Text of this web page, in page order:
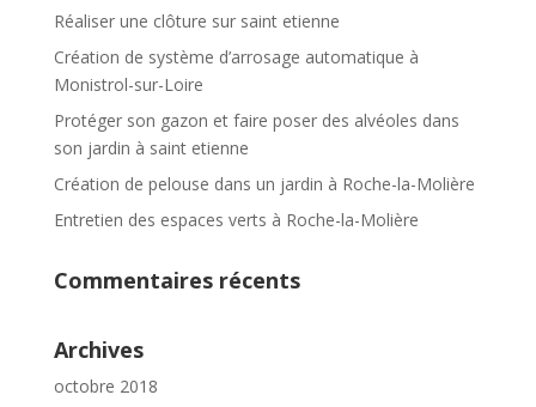
Réaliser une clôture sur saint etienne
Création de système d’arrosage automatique à
Monistrol-sur-Loire
Protéger son gazon et faire poser des alvéoles dans
son jardin à saint etienne
Création de pelouse dans un jardin à Roche-la-Molière
Entretien des espaces verts à Roche-la-Molière
Commentaires récents
Archives
octobre 2018